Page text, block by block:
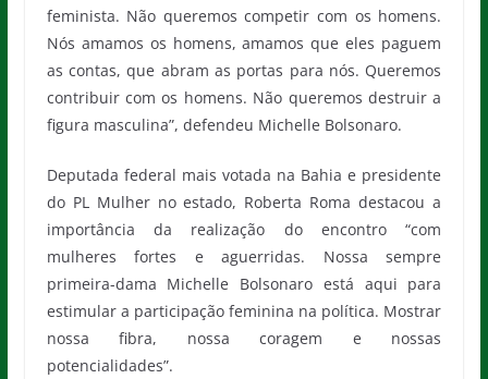
feminista. Não queremos competir com os homens.
Nós amamos os homens, amamos que eles paguem
as contas, que abram as portas para nós. Queremos
contribuir com os homens. Não queremos destruir a
figura masculina”, defendeu Michelle Bolsonaro.
Deputada federal mais votada na Bahia e presidente
do PL Mulher no estado, Roberta Roma destacou a
importância da realização do encontro “com
mulheres fortes e aguerridas. Nossa sempre
primeira-dama Michelle Bolsonaro está aqui para
estimular a participação feminina na política. Mostrar
nossa fibra, nossa coragem e nossas
potencialidades”.